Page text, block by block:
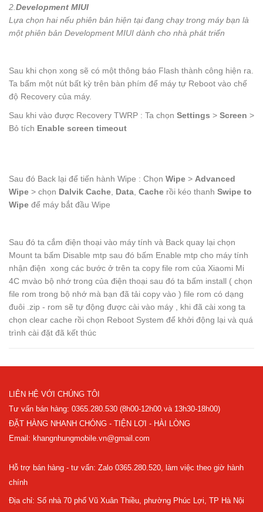
2. Development MIUI
Lựa chọn hai nếu phiên bản hiện tại đang chạy trong máy bạn là
một phiên bản Development MIUI dành cho nhà phát triển
Sau khi chọn xong sẽ có một thông báo Flash thành công hiện ra.
Ta bấm một nút bất kỳ trên bàn phím để máy tự Reboot vào chế
độ Recovery của máy.
Sau khi vào được Recovery TWRP : Ta chọn Settings > Screen >
Bỏ tích Enable screen timeout
Sau đó Back lại để tiến hành Wipe : Chọn Wipe > Advanced
Wipe > chọn Dalvik Cache Data Cache rồi kéo thanh Swipe to
Wipe để máy bắt đầu Wipe
Sau đó ta cắm điện thoại vào máy tính và Back quay lại chọn
Mount ta bấm Disable mtp sau đó bấm Enable mtp cho máy tính
nhận điện xong các bước ở trên ta copy file rom của Xiaomi Mi
4C mvào bộ nhớ trong của điện thoại sau đó ta bấm install ( chọn
file rom trong bộ nhớ mà bạn đã tải copy vào ) file rom có dạng
đuôi .zip - rom sẽ tự động được cài vào máy , khi đã cài xong ta
chọn clear cache rồi chọn Reboot System để khởi động lại và quá
trình cài đặt đã kết thúc
LIÊN HỆ VỚI CHÚNG TÔI
Tư vấn bán hàng: 0365.280.530 (8h00-12h00 và 13h30-18h00)
ĐẶT HÀNG NHANH CHÓNG - TIỆN LỢI - HÀI LÒNG
Email: khangnhungmobile.vn@gmail.com
Hỗ trợ bán hàng - tư vấn: Zalo 0365.280.520, làm việc theo giờ hành
chính
Địa chỉ: Số nhà 70 phố Vũ Xuân Thiều, phường Phúc Lợi, TP Hà Nội